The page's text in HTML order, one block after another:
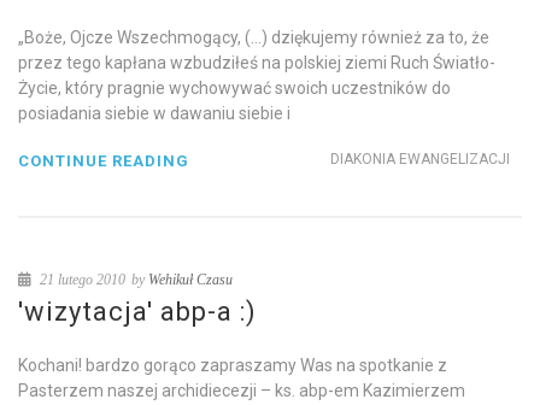
„Boże, Ojcze Wszechmogący, (…) dziękujemy również za to, że
przez tego kapłana wzbudziłeś na polskiej ziemi Ruch Światło-
Życie, który pragnie wychowywać swoich uczestników do
posiadania siebie w dawaniu siebie i
DIAKONIA EWANGELIZACJI
CONTINUE READING
21 lutego 2010 by Wehikuł Czasu
'wizytacja' abp-a :)
Kochani! bardzo gorąco zapraszamy Was na spotkanie z
Pasterzem naszej archidiecezji – ks. abp-em Kazimierzem